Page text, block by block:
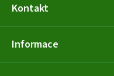
Kontakt
Informace